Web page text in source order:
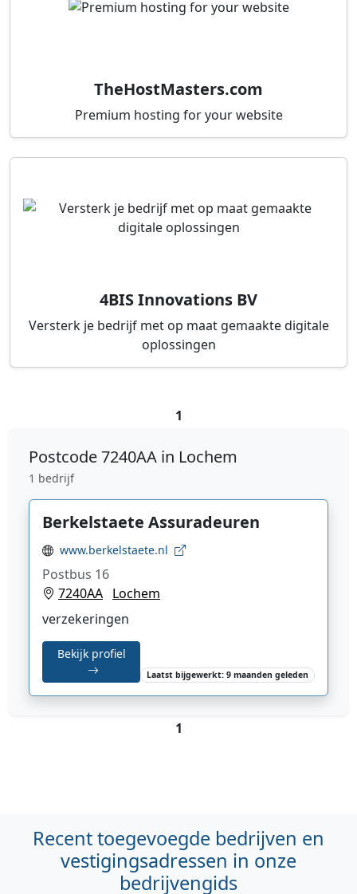
TheHostMasters.com
Premium hosting for your website
4BIS Innovations BV
Versterk je bedrijf met op maat gemaakte digitale
oplossingen
1
Postcode7240AA in Lochem
1 bedrijf
Berkelstaete Assuradeuren
www.berkelstaete.nl
Postbus 16
7240AA Lochem
verzekeringen
Bekijk profiel
Laatst bijgewerkt: 9 maanden geleden
1
Recent toegevoegde bedrijven en
vestigingsadressen in onze
bedrijvengids